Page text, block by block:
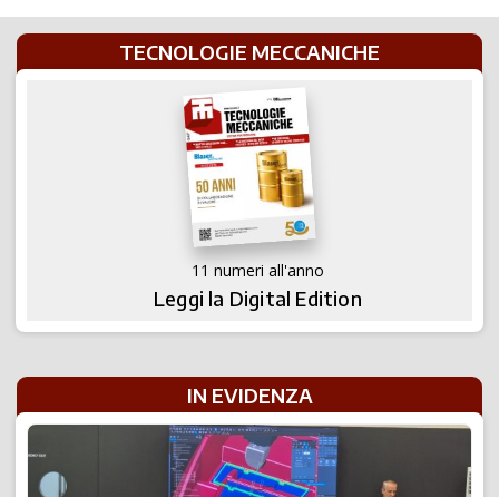
TECNOLOGIE MECCANICHE
11 numeri all'anno
Leggi la Digital Edition
IN EVIDENZA